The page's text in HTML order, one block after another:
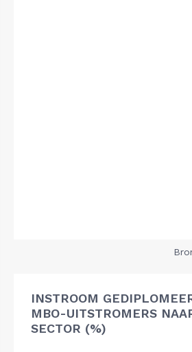
INSTROOM
MBO-UITSTROMERS
SECTOR (%)